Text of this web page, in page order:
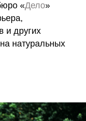
«Дело»
и других
натуральных